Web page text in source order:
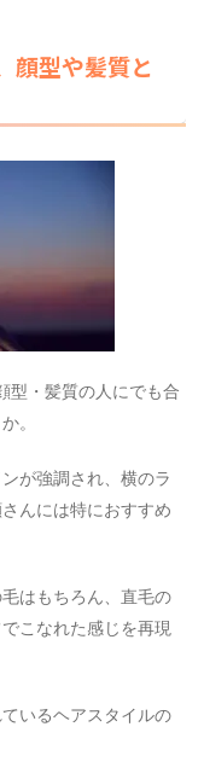
顔型や髪質と
型・髪質の人にでも合
。
が強調され、横のラ
んには特におすすめ
はもちろん、直毛の
こなれた感じを再現
いるヘアスタイルの